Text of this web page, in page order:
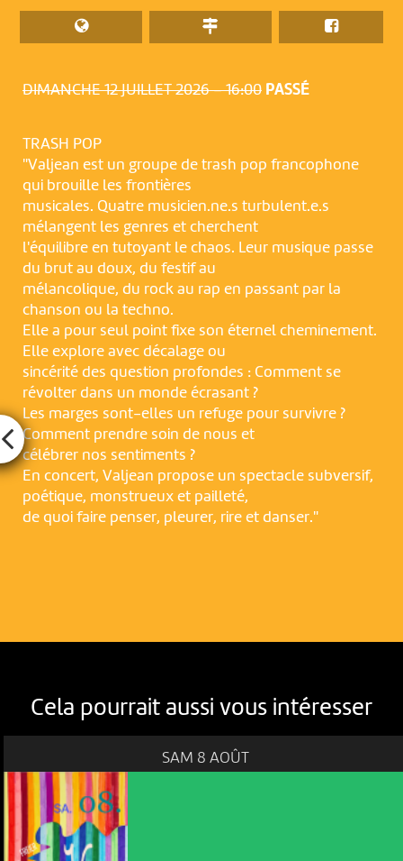
DIMANCHE 12 JUILLET 2026 – 16:00 PASSÉ
TRASH POP
"Valjean est un groupe de trash pop francophone
qui brouille les frontières
musicales. Quatre musicien.ne.s turbulent.e.s
mélangent les genres et cherchent
l'équilibre en tutoyant le chaos. Leur musique passe
du brut au doux, du festif au
mélancolique, du rock au rap en passant par la
chanson ou la techno.
Elle a pour seul point fixe son éternel cheminement.
Elle explore avec décalage ou
sincérité des question profondes : Comment se
révolter dans un monde écrasant ?
Les marges sont-elles un refuge pour survivre ?
Comment prendre soin de nous et
célébrer nos sentiments ?
En concert, Valjean propose un spectacle subversif,
poétique, monstrueux et pailleté,
de quoi faire penser, pleurer, rire et danser."
Cela pourrait aussi vous intéresser
SAM 8 AOÛT